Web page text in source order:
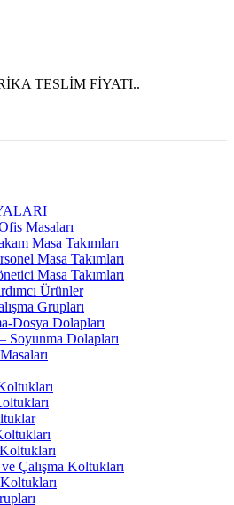
TESLİM FİYATI..
Masaları
Masa Takımları
Masa Takımları
Masa Takımları
Ürünler
Grupları
Dosya Dolapları
Soyunma Dolapları
Çalışma Koltukları